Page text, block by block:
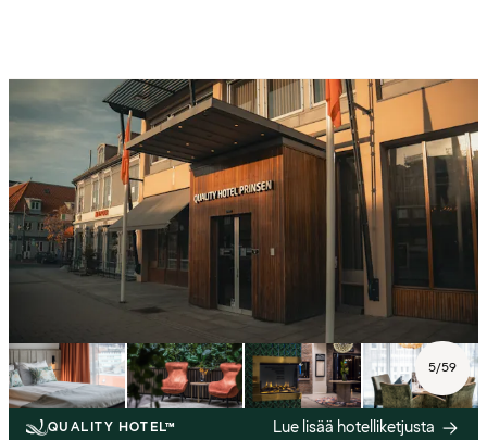
5/59
QUALITY HOTEL™ Lue lisää hotelliketjusta